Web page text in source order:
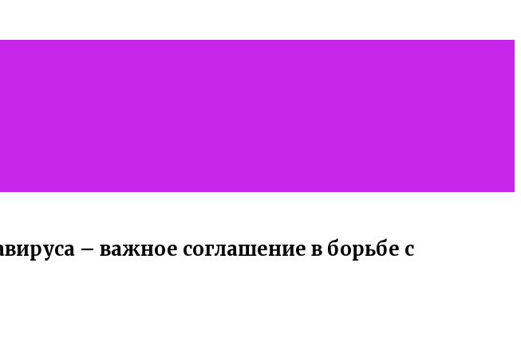
– важное соглашение в борьбе с